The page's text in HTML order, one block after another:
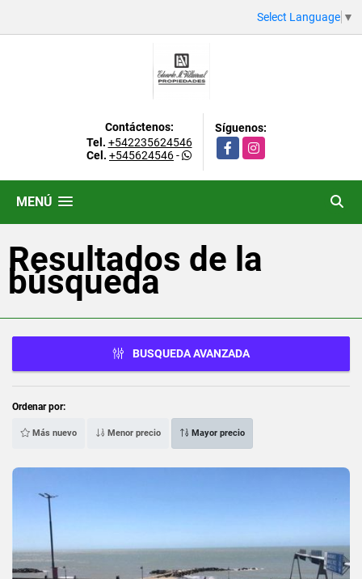
Select Language ▼
Contáctenos:
Tel. +542235624546
Cel. +545624546-
Síguenos:
FacebookInstagram
MENÚ
Resultados de la
búsqueda
BUSQUEDA AVANZADA
Ordenar por:
Más nuevo Menor precio Mayor precio